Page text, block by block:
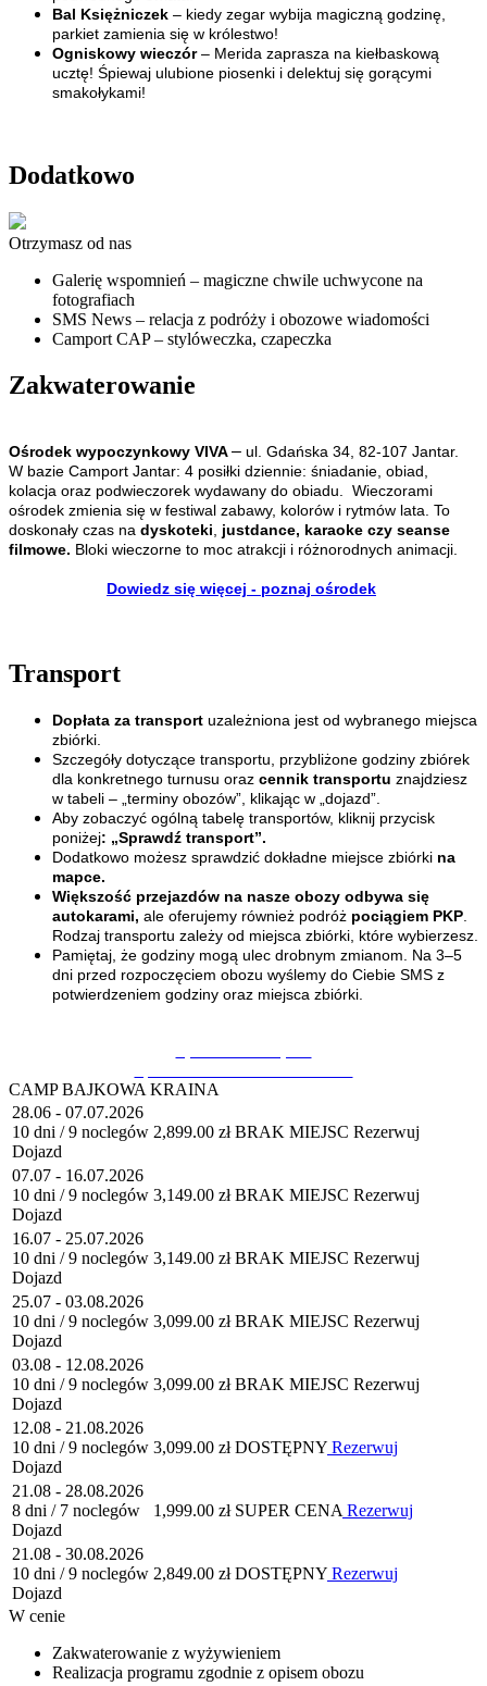
Bal Księżniczek – kiedy zegar wybija magiczną godzinę,
parkiet zamienia się w królestwo!
Ogniskowy wieczór– Merida zaprasza na kiełbaskową
ucztę! Śpiewaj ulubione piosenki i delektuj się gorącymi
smakołykami!
Dodatkowo
Otrzymasz od nas
Galerię wspomnień – magiczne chwile uchwycone na
fotografiach
SMS News – relacja z podróży i obozowe wiadomości
Camport CAP– stylóweczka, czapeczka
Zakwaterowanie
Ośrodek wypoczynkowy VIVA– ul. Gdańska 34, 82-107 Jantar.
W bazie Camport Jantar: 4 posiłki dziennie: śniadanie, obiad,
kolacja oraz podwieczorek wydawany do obiadu. Wieczorami
ośrodek zmienia się w festiwal zabawy, kolorów i rytmów lata. To
doskonały czas na dyskoteki justdance, karaoke czy seanse
filmowe. Bloki wieczorne to moc atrakcji i różnorodnych animacji.
Dowiedz się więcej - poznaj ośrodek
Transport
Dopłata za transport uzależniona jest od wybranego miejsca
zbiórki.
Szczegóły dotyczące transportu, przybliżone godziny zbiórek
dla konkretnego turnusu oraz cennik transportu znajdziesz
w tabeli – „terminy obozów”, klikając w „dojazd”.
Aby zobaczyć ogólną tabelę transportów, kliknij przycisk
poniżej: „Sprawdź transport”.
Dodatkowo możesz sprawdzić dokładne miejsce zbiórki na
mapce.
Większość przejazdów na nasze obozy odbywa się
autokarami, ale oferujemy również podróż pociągiem PKP
Rodzaj transportu zależy od miejsca zbiórki, które wybierzesz.
Pamiętaj, że godziny mogą ulec drobnym zmianom. Na 3–5
dni przed rozpoczęciem obozu wyślemy do Ciebie SMS z
potwierdzeniem godziny oraz miejsca zbiórki.
CAMP BAJKOWA KRAINA
28.06 - 07.07.2026
10 dni / 9 noclegów
Dojazd
2,899.00 zł BRAK MIEJSC Rezerwuj
07.07 - 16.07.2026
10 dni / 9 noclegów
Dojazd
3,149.00 zł BRAK MIEJSC Rezerwuj
16.07 - 25.07.2026
10 dni / 9 noclegów
Dojazd
3,149.00 zł BRAK MIEJSC Rezerwuj
25.07 - 03.08.2026
10 dni / 9 noclegów
Dojazd
3,099.00 zł BRAK MIEJSC Rezerwuj
03.08 - 12.08.2026
10 dni / 9 noclegów
Dojazd
3,099.00 zł BRAK MIEJSC Rezerwuj
12.08 - 21.08.2026
10 dni / 9 noclegów
Dojazd
3,099.00 zł DOSTĘPNY Rezerwuj
21.08 - 28.08.2026
8 dni / 7 noclegów
Dojazd
1,999.00 zł SUPER CENA Rezerwuj
21.08 - 30.08.2026
10 dni / 9 noclegów
Dojazd
2,849.00 zł DOSTĘPNY Rezerwuj
W cenie
Zakwaterowanie z wyżywieniem
Realizacja programu zgodnie z opisem obozu